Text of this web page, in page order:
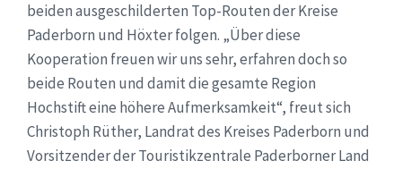
beiden ausgeschilderten Top-Routen der Kreise
Paderborn und Höxter folgen. „Über diese
Kooperation freuen wir uns sehr, erfahren doch so
beide Routen und damit die gesamte Region
Hochstift eine höhere Aufmerksamkeit“, freut sich
Christoph Rüther, Landrat des Kreises Paderborn und
Vorsitzender der Touristikzentrale Paderborner Land